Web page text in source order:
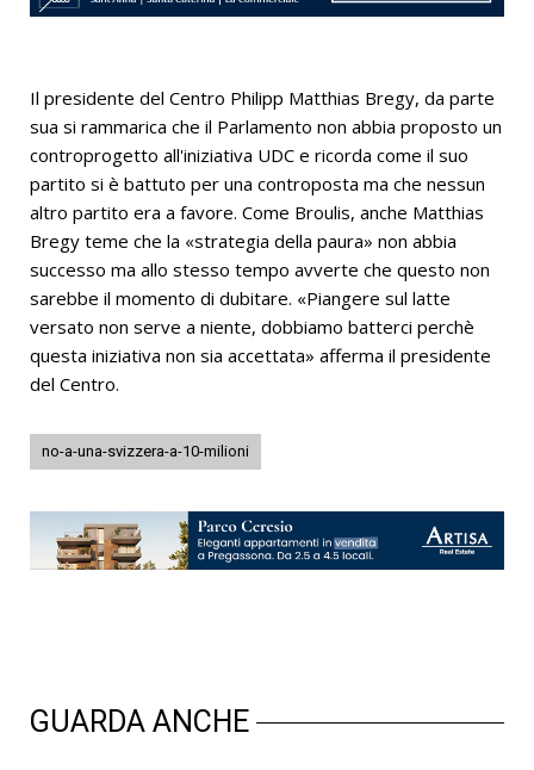
Il presidente del Centro Philipp Matthias Bregy, da parte
sua si rammarica che il Parlamento non abbia proposto un
controprogetto all'iniziativa UDC e ricorda come il suo
partito si è battuto per una controposta ma che nessun
altro partito era a favore. Come Broulis, anche Matthias
Bregy teme che la «strategia della paura» non abbia
successo ma allo stesso tempo avverte che questo non
sarebbe il momento di dubitare. «Piangere sul latte
versato non serve a niente, dobbiamo batterci perchè
questa iniziativa non sia accettata» afferma il presidente
del Centro.
no-a-una-svizzera-a-10-milioni
GUARDA ANCHE